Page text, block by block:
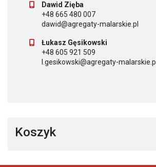
Dawid Zięba
+48 665 480 007
dawid@agregaty-malarskie.pl
Łukasz Gęsikowski
+48 605 921 509
l.gesikowski@agregaty-malarskie.pl
Koszyk